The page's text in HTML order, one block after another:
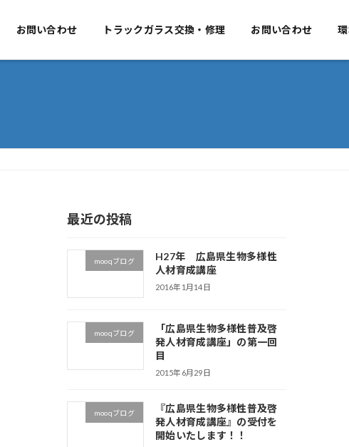
会社概要 事業のご案内 お問い合わせ
お問い合わせ トラックガラス交換・修理 お問い合わせ
最近の投稿
mooqブログ
H27年 広島県生物多様性
人材育成講座
2016年1月14日
mooqブログ
「広島県生物多様性普及啓
発人材育成講座」の第一回
目
2015年6月29日
mooqブログ
『広島県生物多様性普及啓
発人材育成講座』の受付を
開始いたします！！